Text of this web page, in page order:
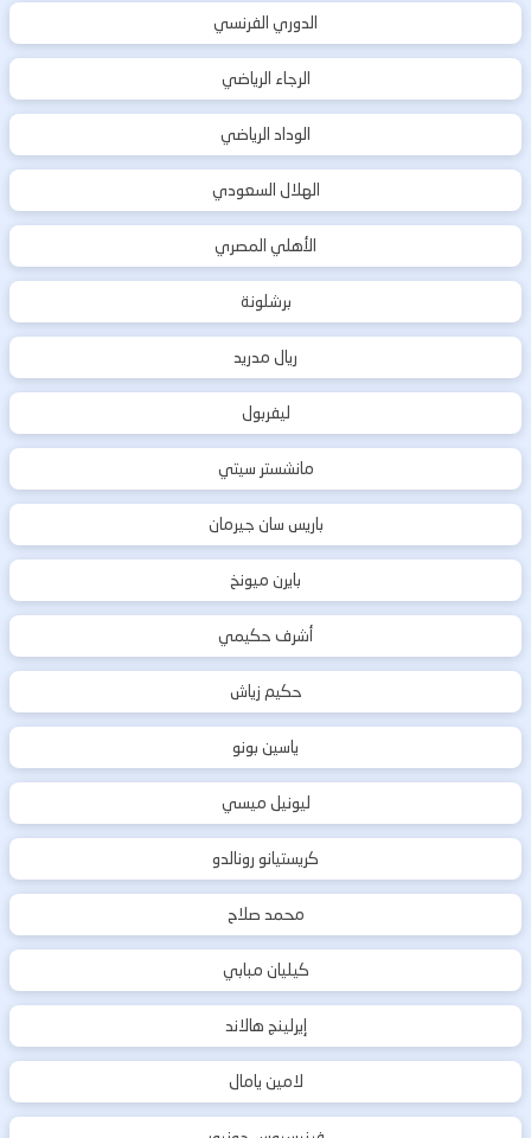
الدوري الفرنسي
الرجاء الرياضي
الوداد الرياضي
الهلال السعودي
الأهلي المصري
برشلونة
ريال مدريد
ليفربول
مانشستر سيتي
باريس سان جيرمان
بايرن ميونخ
أشرف حكيمي
حكيم زياش
ياسين بونو
ليونيل ميسي
كريستيانو رونالدو
محمد صلاح
كيليان مبابي
إيرلينج هالاند
لامين يامال